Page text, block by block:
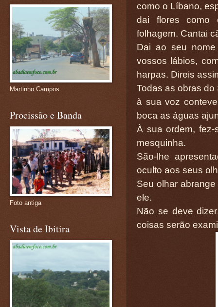
como o Líbano,
dai flores como
folhagem. Cantai
Dai ao seu
vossos lábios,
harpas. Direis
Todas as obras
à sua voz
boca as águas
À sua ordem,
mesquinha.
São-lhe
oculto aos seus
Seu olhar
ele.
Não se deve
coisas serão
Martinho Campos
Procissão e Banda
Foto antiga
Vista de Ibitira